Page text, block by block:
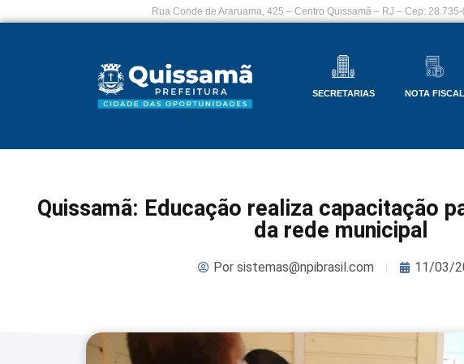
Rua Conde de Araruama, 425 – Centro Quissamã – RJ – Cep:
SECRETARIAS NOTA FISCAL
Quissamã: Educação realiza capacitação
da rede municipal
Porsistemas@npibrasil.com 11/03/